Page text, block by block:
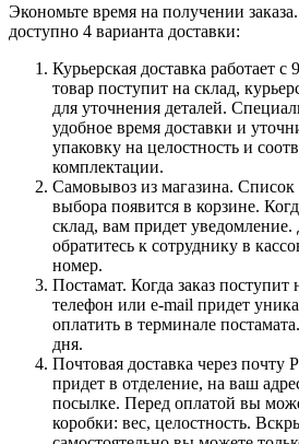
Экономьте время на получении
доступно 4 варианта доставки:
Курьерская доставка работает с
товар поступит на склад,
для уточнения деталей.
удобное время доставки и
упаковку на целостность и
комплектации.
Самовывоз из магазина. Список
выбора появится в корзине.
склад, вам придет уведомление.
обратитесь к сотруднику в
номер.
Постамат. Когда заказ поступит
телефон или e-mail придет
оплатить в терминале
дня.
Почтовая доставка через почту
придет в отделение, на ваш
посылке. Перед оплатой вы
коробки: вес, целостность.